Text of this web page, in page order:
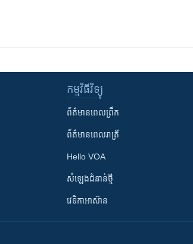
កម្មវិធី​វិទ្យុ
ព័ត៌មាន​ពេល​ព្រឹក
ព័ត៌មាន​​ពេល​រាត្រី
Hello VOA
សំឡេង​ជំនាន់​ថ្មី
វេទិកា​អាស៊ាន